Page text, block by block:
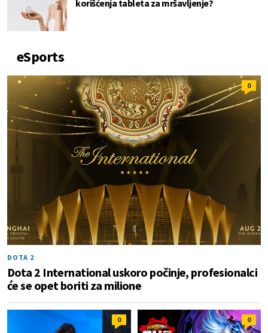
korišćenja tableta za mršavljenje?
eSports
0
DOTA 2
Dota 2 International uskoro počinje, profesionalci
će se opet boriti za milione
0 0